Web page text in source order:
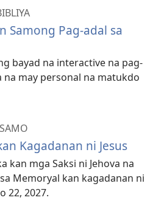
Samong Pag-adal sa
bayad na interactive na pag-
na may personal na matukdo
Kagadanan ni Jesus
kan mga Saksi ni Jehova na
Memoryal kan kagadanan ni
22, 2027.